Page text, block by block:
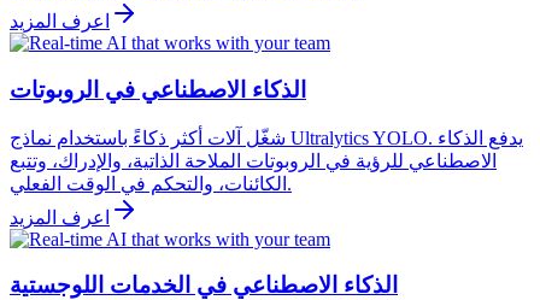
اعرف المزيد
الذكاء الاصطناعي في الروبوتات
شغّل آلات أكثر ذكاءً باستخدام نماذج Ultralytics YOLO. يدفع الذكاء
الاصطناعي للرؤية في الروبوتات الملاحة الذاتية، والإدراك، وتتبع
الكائنات، والتحكم في الوقت الفعلي.
اعرف المزيد
الذكاء الاصطناعي في الخدمات اللوجستية